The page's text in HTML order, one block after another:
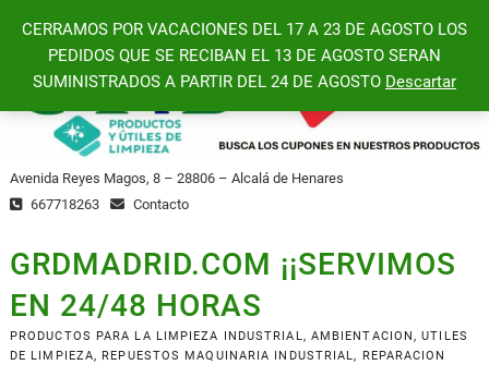
contenido
Avenida Reyes Magos, 8 – 28806 – Alcalá de Henares
667718263
Contacto
GRDMADRID.COM ¡¡SERVIMOS
EN 24/48 HORAS
PRODUCTOS PARA LA LIMPIEZA INDUSTRIAL, AMBIENTACION, UTILES
DE LIMPIEZA, REPUESTOS MAQUINARIA INDUSTRIAL, REPARACION
CERRAMOS POR VACACIONES DEL 17 A 23 DE AGOSTO LOS
PEDIDOS QUE SE RECIBAN EL 13 DE AGOSTO SERAN
SUMINISTRADOS A PARTIR DEL 24 DE AGOSTO Descartar